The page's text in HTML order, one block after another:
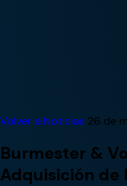
Volver a Noticias 26 de
Burmester &
Adquisición de